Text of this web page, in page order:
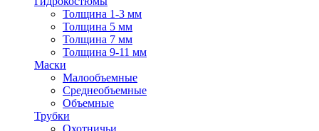
Толщина 1-3 мм
Толщина 5 мм
Толщина 7 мм
Толщина 9-11 мм
Маски
Малообъемные
Среднеобъемные
Объемные
Трубки
Охотничьи